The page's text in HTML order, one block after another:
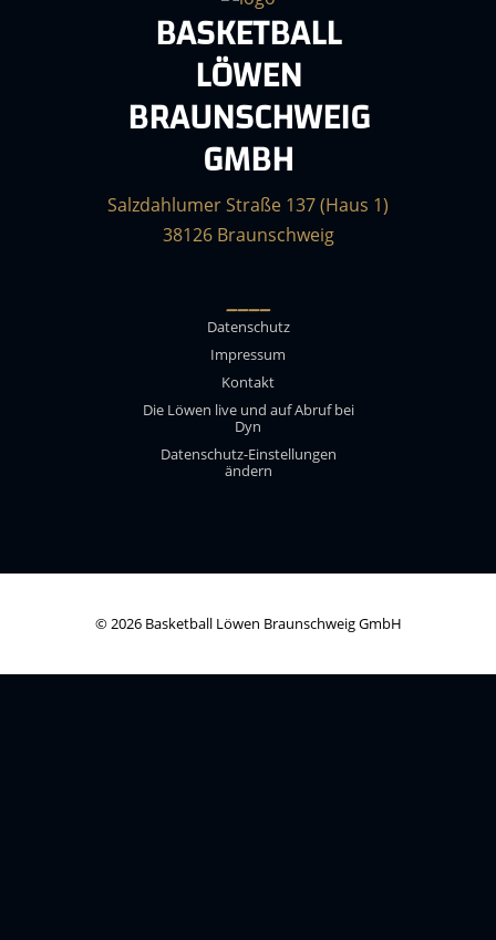
BASKETBALL
LÖWEN
BRAUNSCHWEIG
GMBH
Salzdahlumer Straße 137 (Haus 1)
38126 Braunschweig
____
Datenschutz
Impressum
Kontakt
Die Löwen live und auf Abruf bei
Dyn
Datenschutz-Einstellungen
ändern
© 2026 Basketball Löwen Braunschweig GmbH